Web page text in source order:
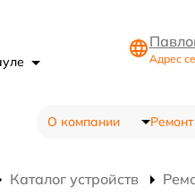
Адрес
О компании Ремонт
Каталог устройств